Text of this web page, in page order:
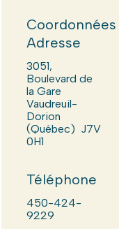
Coordonnées
Adresse
3051,
Boulevard de
la Gare
Vaudreuil-
Dorion
(Québec) J7V
0H1
Téléphone
450-424-
9229